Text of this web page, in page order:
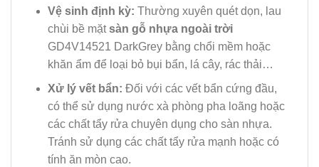
Vệ sinh định kỳ: Thường xuyên quét dọn, lau
chùi bề mặtsàn gỗ nhựa ngoài trời
GD4V14521 DarkGrey bằng chổi mềm hoặc
khăn ẩm để loại bỏ bụi bẩn, lá cây, rác thải…
Xử lý vết bẩn: Đối với các vết bẩn cứng đầu,
có thể sử dụng nước xà phòng pha loãng hoặc
các chất tẩy rửa chuyên dụng cho sàn nhựa.
Tránh sử dụng các chất tẩy rửa mạnh hoặc có
tính ăn mòn cao.